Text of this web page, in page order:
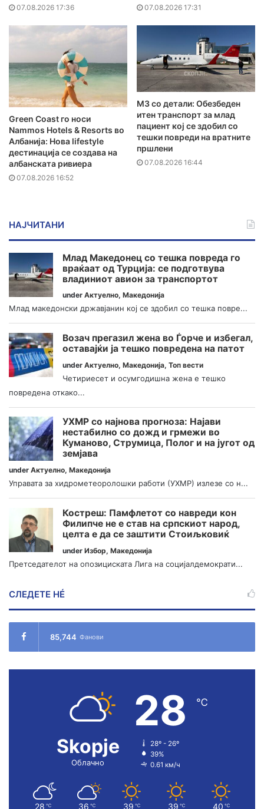
07.08.2026 17:36 07.08.2026 17:31
Green Coast го носи
Nammos Hotels & Resorts во
Албанија: Нова lifestyle
дестинација се создава на
албанската ривиера
07.08.2026 16:52
MЗ со детали: Обезбеден
итен транспорт за млад
пациент кој се здобил со
тешки повреди на вратните
пршлени
07.08.2026 16:44
НАЈЧИТАНИ
Млад Македонец со тешка повреда го
враќаат од Турција: се подготвува
владиниот авион за транспортот
under Актуелно, Македонија
Млад македонски државјанин кој се здобил со тешка повре...
Возач прегазил жена во Ѓорче и избегал,
оставајќи ја тешко повредена на патот
under Актуелно, Македонија, Топ вести
Четириесет и осумгодишна жена е тешко
повредена откако...
УХМР со најнова прогноза: Најави
нестабилно со дожд и грмежи во
Куманово, Струмица, Полог и на југот од
земјава
under Актуелно, Македонија
Управата за хидрометеоролошки работи (УХМР) излезе со н...
Костреш: Памфлетот со навреди кон
Филипче не е став на српскиот народ,
целта е да се заштити Стоиљковиќ
under Избор, Македонија
Претседателот на опозициската Лига на социјалдемократи...
СЛЕДЕТЕ НÉ
85,744 Фанови
Skopje
Облачно
28 ℃
28º - 26º
39%
0.61 км/ч
28 ℃ 36 ℃ 39 ℃ 39 ℃ 40 ℃